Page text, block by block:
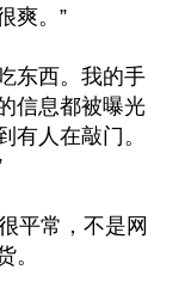
爽。”
东西。我的手
信息都被曝光
有人在敲门。
平常，不是网
。